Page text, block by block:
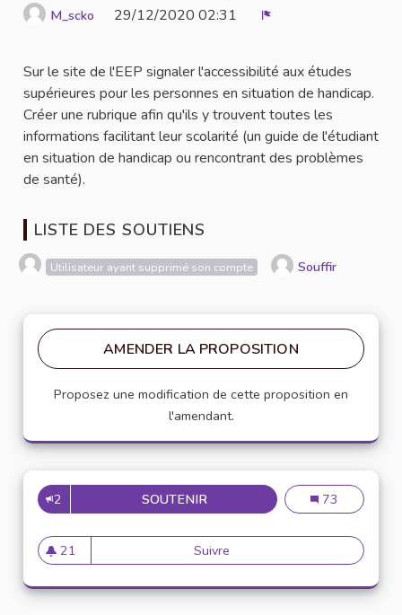
M_scko 29/12/2020 02:31
Sur le site de l'EEP signaler l'accessibilité aux études
supérieures pour les personnes en situation de handicap.
Créer une rubrique afin qu'ils y trouvent toutes les
informations facilitant leur scolarité (un guide de l'étudiant
en situation de handicap ou rencontrant des problèmes
de santé).
LISTE DES SOUTIENS
Utilisateur ayant supprimé son compte Souffir
AMENDER LA PROPOSITION
Proposez une modification de cette proposition en
l'amendant.
2 SOUTENIRINCLUSION DES ÉTUDIANTS
Inclusion des
73
21
21 abonnés
Suivre Inclusion des étudiants en